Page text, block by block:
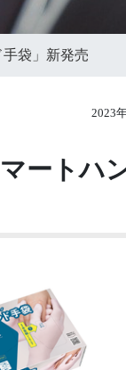
袋」新発売
2023
ートハン